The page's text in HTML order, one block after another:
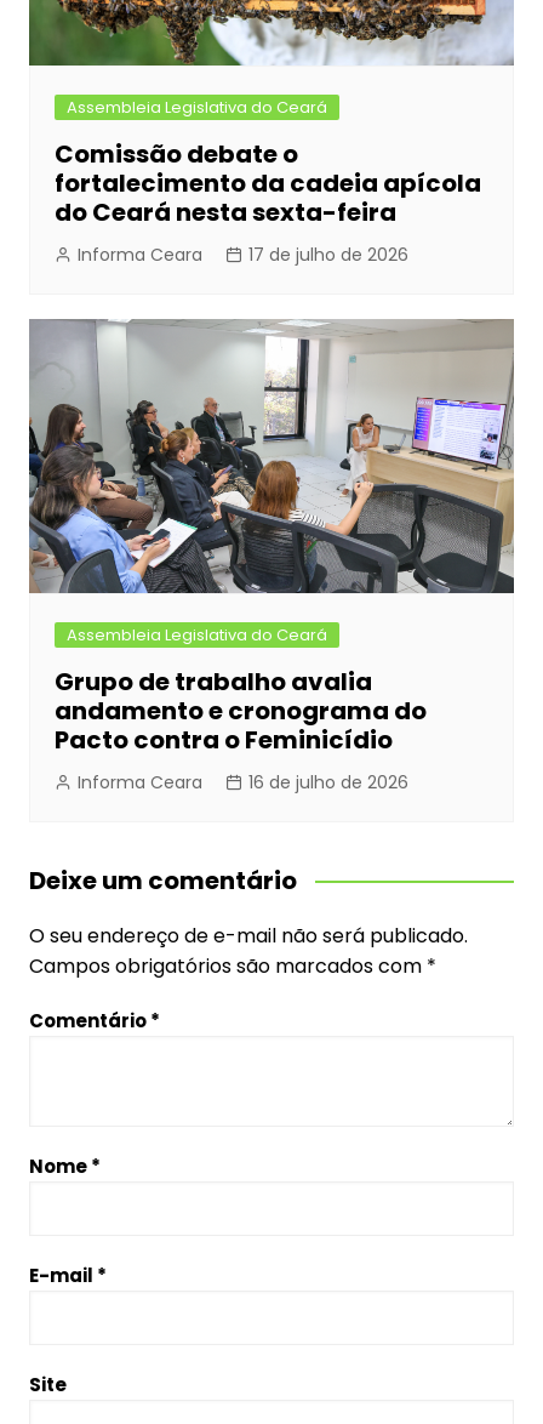
Assembleia Legislativa do Ceará
Comissão debate o
fortalecimento da cadeia apícola
do Ceará nesta sexta-feira
Informa Ceara 17 de julho de 2026
Assembleia Legislativa do Ceará
Grupo de trabalho avalia
andamento e cronograma do
Pacto contra o Feminicídio
Informa Ceara 16 de julho de 2026
Deixe um comentário
O seu endereço de e-mail não será publicado.
Campos obrigatórios são marcados com *
Comentário*
Nome*
E-mail *
Site